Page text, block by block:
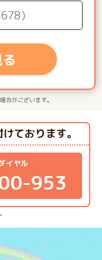
合がございます。
イヤル
953
ております。